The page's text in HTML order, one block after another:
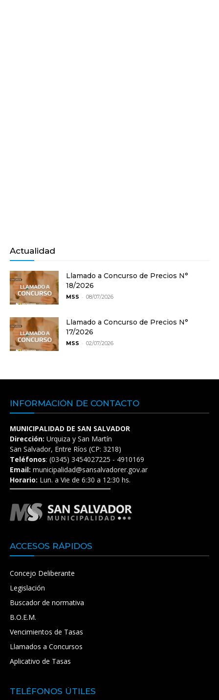
Actualidad
Llamado a Concurso de Precios N°
18/2026
MSS - 08/07/2026
Llamado a Concurso de Precios N°
17/2026
MSS - 02/07/2026
INFORMACIÓN DE CONTACTO
MUNICIPALIDAD DE SAN SALVADOR
Dirección: Urquiza y San Martín
San Salvador, Entre Ríos (CP: 3218)
Teléfonos: (0345) 3454027225 - 4910169
Email: municipalidad@sansalvadorer.gov.ar
Horario: Lun. a Vie de 6:30 a 12:30 hs.
ACCESOS RÁPIDOS
Concejo Deliberante
Legislación
Buscador de normativa
B.O.E.M.
Vencimientos de Tasas
Llamados a Concursos
Aplicativo de Tasas
TELÉFONOS ÚTILES